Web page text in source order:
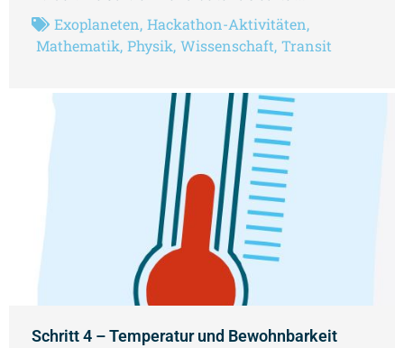
Exoplaneten, Hackathon-Aktivitäten,
Mathematik, Physik, Wissenschaft, Transit
Schritt 4 – Temperatur und Bewohnbarkeit